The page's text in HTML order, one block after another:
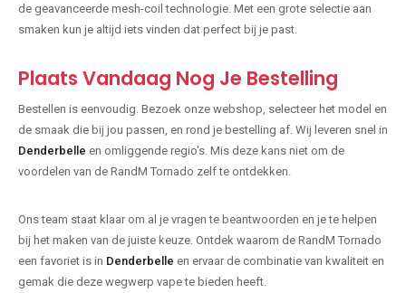
de geavanceerde mesh-coil technologie. Met een grote selectie aan
smaken kun je altijd iets vinden dat perfect bij je past.
Plaats Vandaag Nog Je Bestelling
Bestellen is eenvoudig. Bezoek onze webshop, selecteer het model en
de smaak die bij jou passen, en rond je bestelling af. Wij leveren snel in
Denderbelle en omliggende regio's. Mis deze kans niet om de
voordelen van de RandM Tornado zelf te ontdekken.
Ons team staat klaar om al je vragen te beantwoorden en je te helpen
bij het maken van de juiste keuze. Ontdek waarom de RandM Tornado
een favoriet is in Denderbelle en ervaar de combinatie van kwaliteit en
gemak die deze wegwerp vape te bieden heeft.